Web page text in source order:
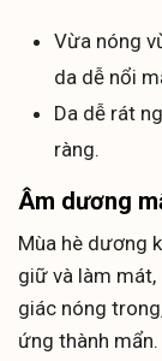
Vừa nóng
da dễ nổi
Da dễ rát
ràng.
Âm dương
Mùa hè dương
giữ và làm
giác nóng
ứng thành mẩn.